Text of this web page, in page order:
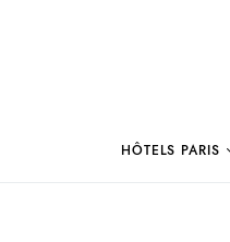
HÔTELS PARIS